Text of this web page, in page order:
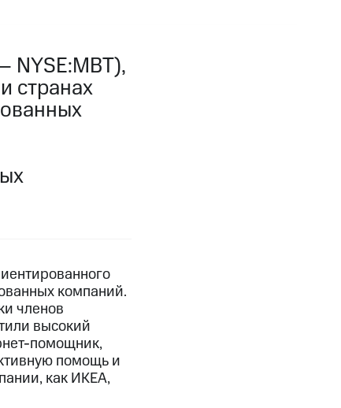
странах
компаний.
членов
высокий
помощник,
помощь и
как ИКЕА,